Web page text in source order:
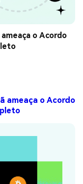
o Acordo
ameaça o Acordo